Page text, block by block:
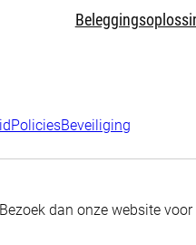
PoliciesBeveiliging
dan onze website voor